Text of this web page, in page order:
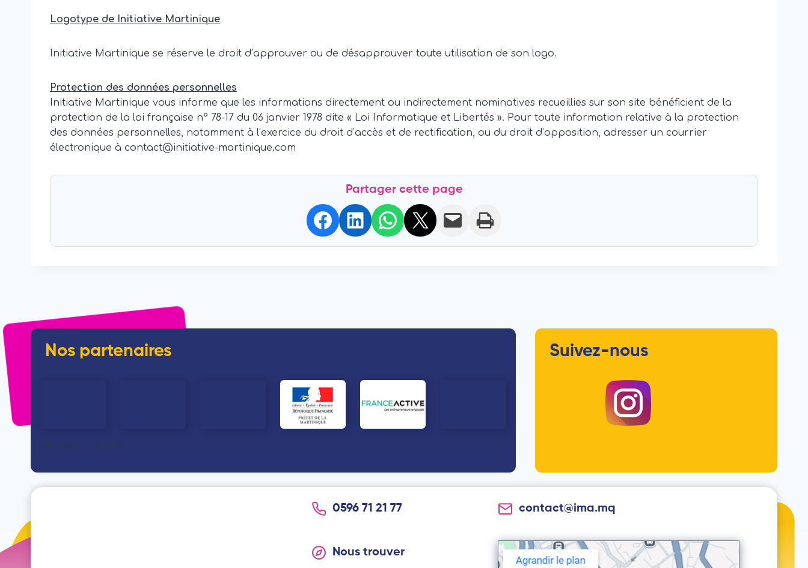
Logotype de Initiative Martinique
Initiative Martinique se réserve le droit d’approuver ou de désapprouver toute utilisation de son logo.
Protection des données personnelles
Initiative Martinique vous informe que les informations directement ou indirectement nominatives recueillies sur son site bénéficient de la
protection de la loi française n° 78-17 du 06 janvier 1978 dite « Loi Informatique et Libertés ». Pour toute information relative à la protection
des données personnelles, notamment à l’exercice du droit d’accès et de rectification, ou du droit d’opposition, adresser un courrier
électronique à contact@initiative-martinique.com
Partager cette page
Share on Facebook
Share on LinkedIn
Share on WhatsApp
Share on X Email this PagePrint this Page
Nos partenaires
Microsoft Teams
Suivez-nous
0596 71 21 77 contact@ima.mq
Nous trouver